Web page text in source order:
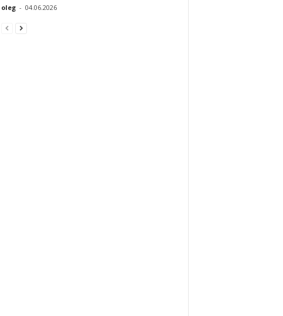
oleg - 04.06.2026